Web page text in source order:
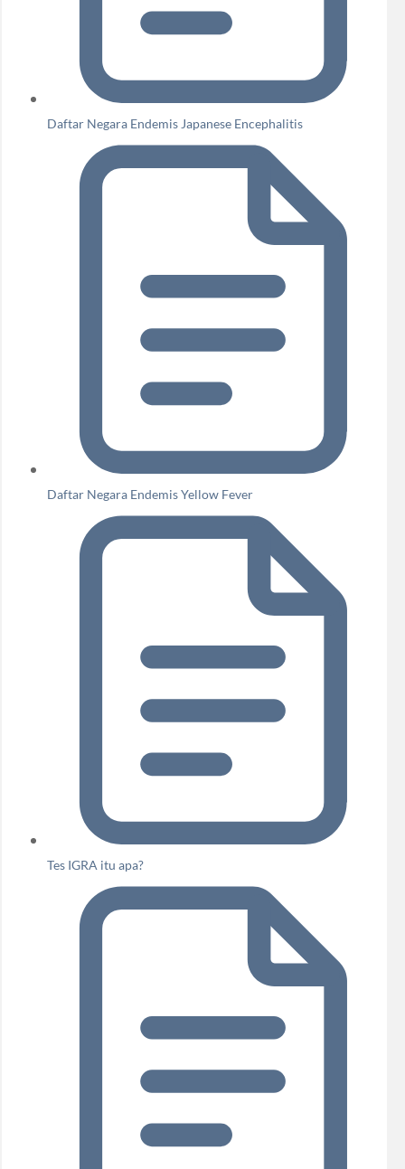
Daftar Negara Endemis Japanese Encephalitis
Daftar Negara Endemis Yellow Fever
Tes IGRA itu apa?